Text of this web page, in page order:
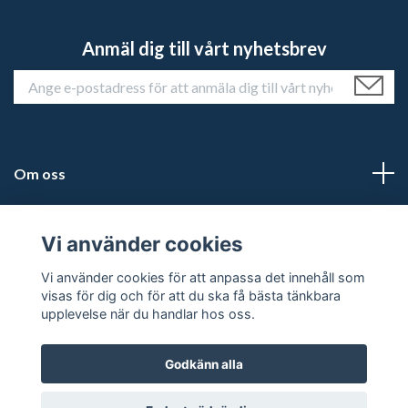
Anmäl dig till vårt nyhetsbrev
Om oss
Läs mer
© 2026 Historiehemmet Powered by Quickbutik
Vi använder cookies
Vi använder cookies för att anpassa det innehåll som
visas för dig och för att du ska få bästa tänkbara
upplevelse när du handlar hos oss.
Godkänn alla